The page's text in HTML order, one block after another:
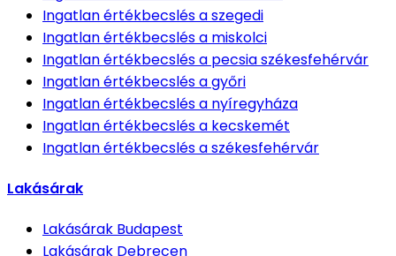
Ingatlan értékbecslésa szegedi
Ingatlan értékbecslésa miskolci
Ingatlan értékbecslésa pecsia székesfehérvár
Ingatlan értékbecslésa győri
Ingatlan értékbecslésa nyíregyháza
Ingatlan értékbecslésa kecskemét
Ingatlan értékbecslésa székesfehérvár
Lakásárak
Lakásárak Budapest
Lakásárak Debrecen